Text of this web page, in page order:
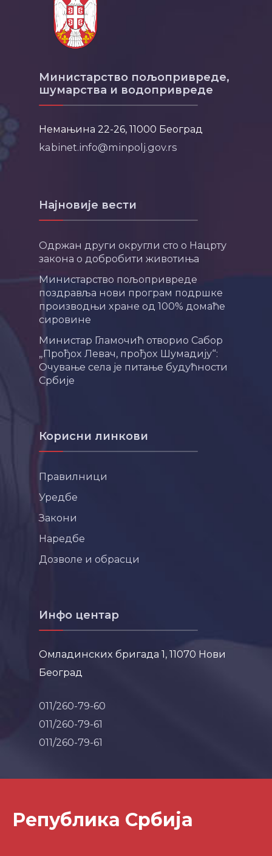
Министарство пољопривреде,
шумарства и водопривреде
Немањина 22-26, 11000 Београд
kabinet.info@minpolj.gov.rs
Најновије вести
Одржан други округли сто о Нацрту
закона о добробити животиња
Министарство пољопривреде
поздравља нови програм подршке
производњи хране од 100% домаће
сировине
Министар Гламочић отворио Сабор
„Прођох Левач, прођох Шумадију“:
Очување села је питање будућности
Србије
Корисни линкови
Правилници
Уредбе
Закони
Наредбе
Дозволе и обрасци
Инфо центар
Омладинских бригада 1, 11070 Нови
Београд
011/260-79-60
011/260-79-61
011/260-79-61
Република Србија